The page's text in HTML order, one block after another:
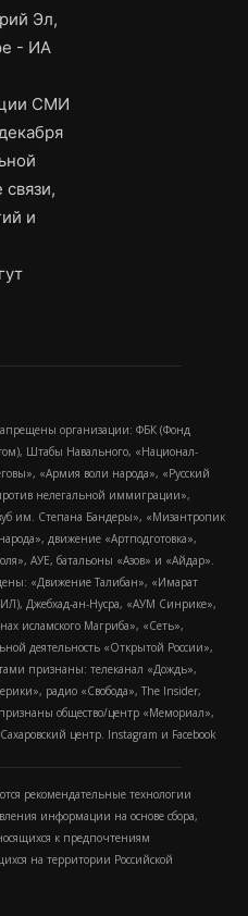
Эл,
- ИА
СМИ
и
организации: ФБК (Фонд
Штабы Навального, «Национал-
«Армия воли народа», «Русский
нелегальной иммиграции»,
им. Степана Бандеры», «Мизантропик
движение «Артподготовка»,
АУЕ, батальоны «Азов» и «Айдар».
«Движение Талибан», «Имарат
Джебхад-ан-Нусра, «АУМ Синрике»,
исламского Магриба», «Сеть»,
деятельность «Открытой России»,
признаны: телеканал «Дождь»,
радио «Свобода», The Insider,
общество/центр «Мемориал»,
центр. Instagram и Facebook
рекомендательные технологии
информации на основе сбора,
к предпочтениям
на территории Российской